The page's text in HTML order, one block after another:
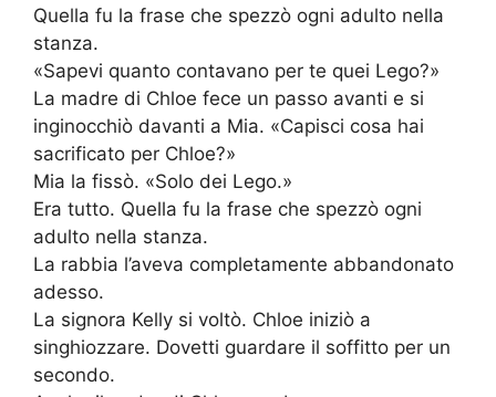
Quella fu la frase che spezzò ogni adulto nella
stanza.
«Sapevi quanto contavano per te quei Lego?»
La madre di Chloe fece un passo avanti e si
inginocchiò davanti a Mia. «Capisci cosa hai
sacrificato per Chloe?»
Mia la fissò. «Solo dei Lego.»
Era tutto. Quella fu la frase che spezzò ogni
adulto nella stanza.
La rabbia l’aveva completamente abbandonato
adesso.
La signora Kelly si voltò. Chloe iniziò a
singhiozzare. Dovetti guardare il soffitto per un
secondo.